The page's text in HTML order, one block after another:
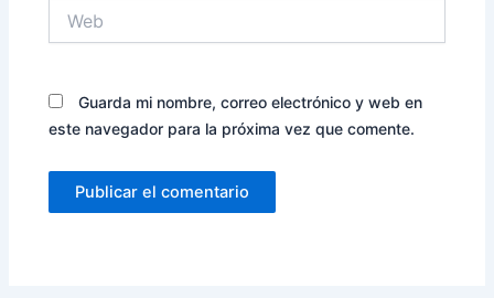
Guarda mi nombre, correo electrónico y web en
este navegador para la próxima vez que comente.